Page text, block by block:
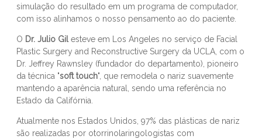
simulação do resultado em um programa de computador,
com isso alinhamos o nosso pensamento ao do paciente.
O Dr. Julio Gilesteve em Los Angeles no serviço de Facial
Plastic Surgery and Reconstructive Surgery da UCLA, com o
Dr. Jeffrey Rawnsley (fundador do departamento), pioneiro
da técnica "soft touch", que remodela o nariz suavemente
mantendo a aparência natural, sendo uma referência no
Estado da Califórnia.
Atualmente nos Estados Unidos, 97% das plásticas de nariz
são realizadas por otorrinolaringologistas com